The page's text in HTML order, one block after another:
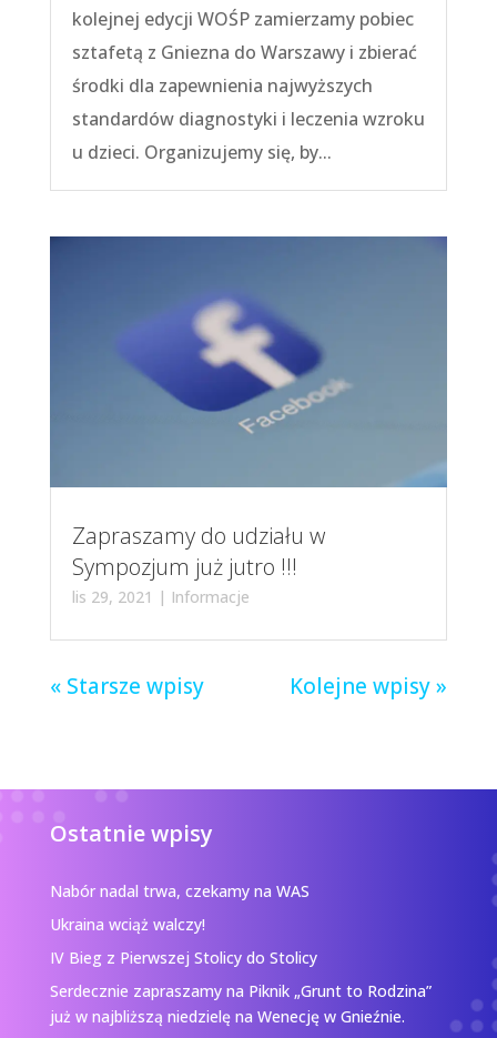
kolejnej edycji WOŚP zamierzamy pobiec
sztafetą z Gniezna do Warszawy i zbierać
środki dla zapewnienia najwyższych
standardów diagnostyki i leczenia wzroku
u dzieci. Organizujemy się, by...
Zapraszamy do udziału w
Sympozjum już jutro !!!
lis 29, 2021 | Informacje
« Starsze wpisy Kolejne wpisy »
Ostatnie wpisy
Nabór nadal trwa, czekamy na WAS
Ukraina wciąż walczy!
IV Bieg z Pierwszej Stolicy do Stolicy
Serdecznie zapraszamy na Piknik „Grunt to Rodzina”
już w najbliższą niedzielę na Wenecję w Gnieźnie.